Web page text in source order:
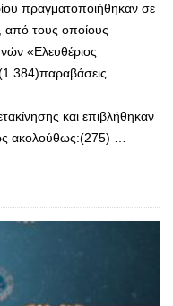
πραγματοποιήθηκαν σε
από τους οποίους
«Ελευθέριος
και επιβλήθηκαν
ακολούθως:(275) …